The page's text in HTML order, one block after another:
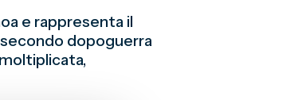
e rappresenta il
dopoguerra